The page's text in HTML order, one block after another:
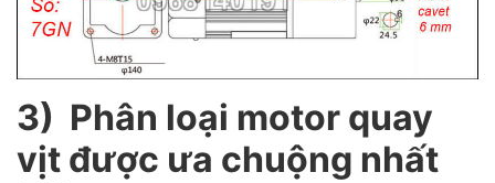
3) Phân loại motor quay
vịt được ưa chuộng nhất